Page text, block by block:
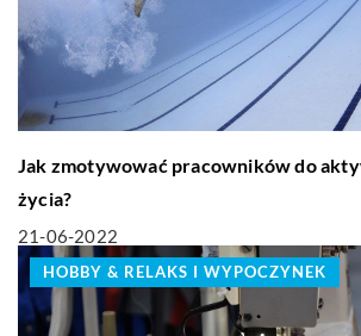
Jak zmotywować pracowników do
życia?
21-06-2022
HOBBY & RELAKS I WYPOCZYNEK